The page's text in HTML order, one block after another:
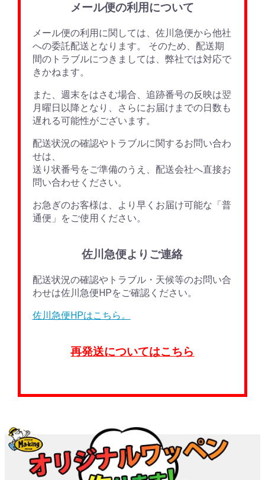
メール便の利用について
メール便の利用に関しては、佐川急便から他社
への委託配送となります。 そのため、配送期
間のトラブルにつきましては、弊社では対応で
きかねます。
また、週末をはさむ場合、追跡番号の反映は翌
月曜日以降となり、さらにお届けまでの日数も
遅れる可能性がございます。
配送状況の確認やトラブルに関するお問い合わ
せは、
送り状番号をご準備のうえ、配送会社へ直接お
問い合わせください。
お急ぎのお客様は、より早くお届け可能な「普
通便」をご使用ください。
佐川急便よりご連絡
配送状況の確認やトラブル・天候等のお問い合
わせは佐川急便HPをご確認ください。
佐川急便HPはこちら。
再発送についてはこちら